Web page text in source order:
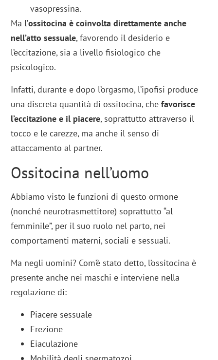
vasopressina.
Ma l’ossitocina è coinvolta direttamente anche
nell’atto sessuale, favorendo il desiderio e
l’eccitazione, sia a livello fisiologico che
psicologico.
Infatti, durante e dopo l’orgasmo, l’ipofisi produce
una discreta quantità di ossitocina, chefavorisce
l’eccitazione e il piacere, soprattutto attraverso il
tocco e le carezze, ma anche il senso di
attaccamento al partner.
Ossitocina nell’uomo
Abbiamo visto le funzioni di questo ormone
(nonché neurotrasmettitore) soprattutto “al
femminile”, per il suo ruolo nel parto, nei
comportamenti materni, sociali e sessuali.
Ma negli uomini? Com’è stato detto, l’ossitocina è
presente anche nei maschi e interviene nella
regolazione di:
Piacere sessuale
Erezione
Eiaculazione